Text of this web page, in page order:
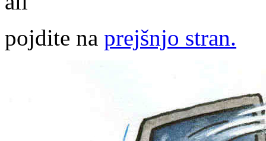
pojdite na prejšnjo stran.